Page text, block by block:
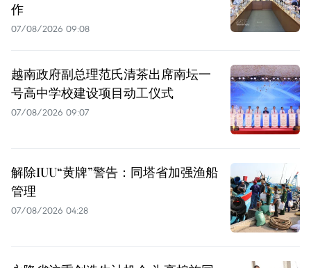
作
07/08/2026 09:08
越南政府副总理范氏清茶出席南坛一
号高中学校建设项目动工仪式
07/08/2026 09:07
解除IUU“黄牌”警告：同塔省加强渔船
管理
07/08/2026 04:28